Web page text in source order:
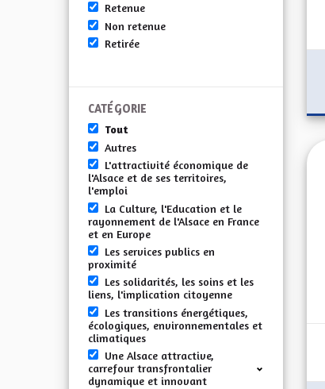
Retenue
Non retenue
Retirée
CATÉGORIE
Tout
Autres
L'attractivité économique de
l'Alsace et de ses territoires,
l'emploi
La Culture, l'Education et le
rayonnement de l'Alsace en France
et en Europe
Les services publics en
proximité
Les solidarités, les soins et les
liens, l'implication citoyenne
Les transitions énergétiques,
écologiques, environnementales et
climatiques
Une Alsace attractive,
carrefour transfrontalier
dynamique et innovant